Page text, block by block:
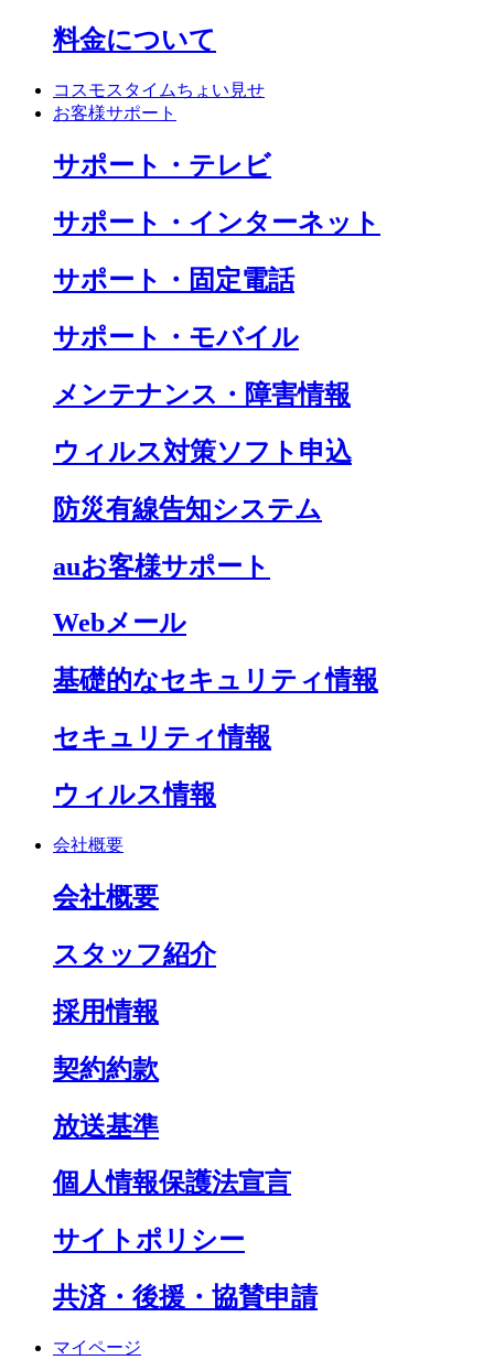
料金について
コスモスタイムちょい見せ
お客様サポート
サポート・テレビ
サポート・インターネット
サポート・固定電話
サポート・モバイル
メンテナンス・障害情報
ウィルス対策ソフト申込
防災有線告知システム
auお客様サポート
Webメール
基礎的なセキュリティ情報
セキュリティ情報
ウィルス情報
会社概要
会社概要
スタッフ紹介
採用情報
契約約款
放送基準
個人情報保護法宣言
サイトポリシー
共済・後援・協賛申請
マイページ